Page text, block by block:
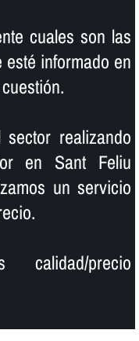
cuales son las
informado en
realizando
en Sant Feliu
un servicio
calidad/precio